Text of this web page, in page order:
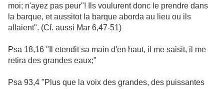
moi; n'ayez pas peur"! Ils voulurent donc le prendre dans
la barque, et aussitot la barque aborda au lieu ou ils
allaient". (Cf. aussi Mar 6,47-51)
Psa 18,16 "Il etendit sa main d'en haut, il me saisit, il me
retira des grandes eaux;"
Psa 93,4 "Plus que la voix des grandes, des puissantes